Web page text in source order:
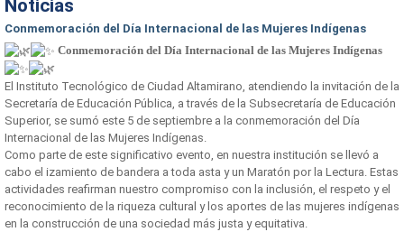
Noticias
Conmemoración del Día Internacional de las Mujeres Indígenas
Conmemoración del Día Internacional de las Mujeres Indígenas
El Instituto Tecnológico de Ciudad Altamirano, atendiendo la invitación de la
Secretaría de Educación Pública, a través de la Subsecretaría de Educación
Superior, se sumó este 5 de septiembre a la conmemoración del Día
Internacional de las Mujeres Indígenas.
Como parte de este significativo evento, en nuestra institución se llevó a
cabo el izamiento de bandera a toda asta y un Maratón por la Lectura. Estas
actividades reafirman nuestro compromiso con la inclusión, el respeto y el
reconocimiento de la riqueza cultural y los aportes de las mujeres indígenas
en la construcción de una sociedad más justa y equitativa.